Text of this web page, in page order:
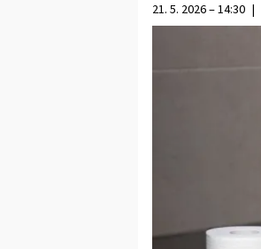
21. 5. 2026 – 14:30 |